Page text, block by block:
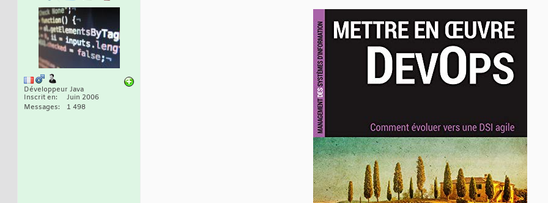
Développeur Java
Inscrit en
Juin 2006
Messages
1 498